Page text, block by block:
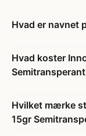
Hvad er navnet
Hvad koster
Hvilket mærke
15gr